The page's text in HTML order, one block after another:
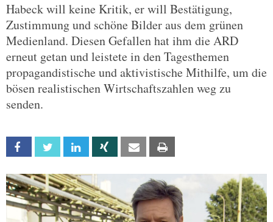
Habeck will keine Kritik, er will Bestätigung,
Zustimmung und schöne Bilder aus dem grünen
Medienland. Diesen Gefallen hat ihm die ARD
erneut getan und leistete in den Tagesthemen
propagandistische und aktivistische Mithilfe, um die
bösen realistischen Wirtschaftszahlen weg zu
senden.
Facebook Twitter Linkedin Xing Email